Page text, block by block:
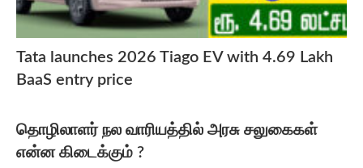
Tata launches 2026 Tiago EV with 4.69 Lakh
BaaS entry price
தொழிலாளர் நல வாரியத்தில் அரசு சலுகைகள்
என்ன கிடைக்கும் ?